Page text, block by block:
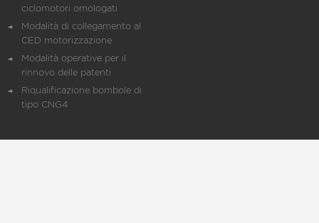
ciclomotori omologati
Modalità di collegamento al
CED motorizzazione
Modalità operative per il
rinnovo delle patenti
Riqualificazione bombole di
tipo CNG4